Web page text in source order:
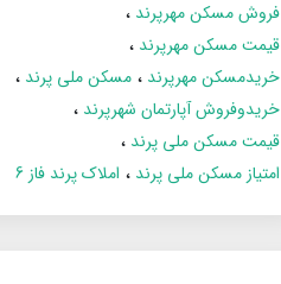
فروش مسکن مهرپرند
قیمت مسکن مهرپرند
خریدمسکن مهرپرند
مسکن ملی پرند
خریدوفروش آپارتمان شهرپرند
قیمت مسکن ملی پرند
امتیاز مسکن ملی پرند
املاک پرند فاز 6